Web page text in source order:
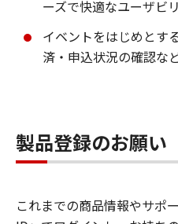
ーズで快適なユーザビ
イベントをはじめとす
済・申込状況の確認な
製品登録のお願い
これまでの商品情報やサポ